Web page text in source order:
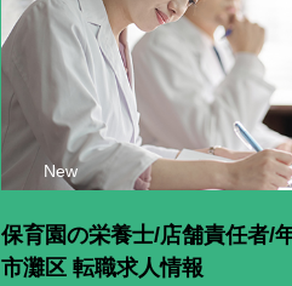
New
保育園の栄養士/店舗責任者/
市灘区 転職求人情報